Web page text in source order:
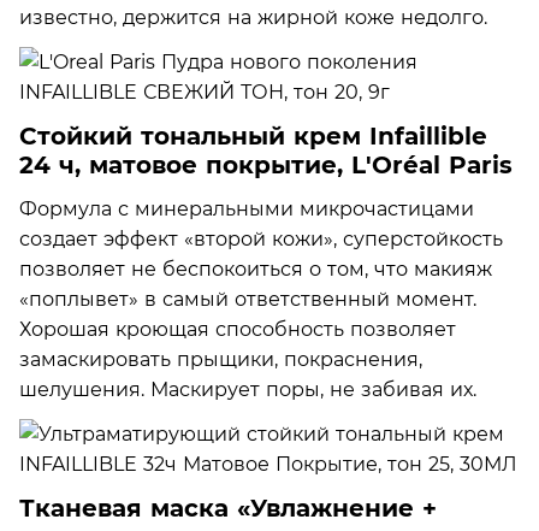
известно, держится на жирной коже недолго.
Стойкий тональный крем Infaillible
24 ч, матовое покрытие, L'Oréal Paris
Формула с минеральными микрочастицами
создает эффект «второй кожи», суперстойкость
позволяет не беспокоиться о том, что макияж
«поплывет» в самый ответственный момент.
Хорошая кроющая способность позволяет
замаскировать прыщики, покраснения,
шелушения. Маскирует поры, не забивая их.
Тканевая маска «Увлажнение +